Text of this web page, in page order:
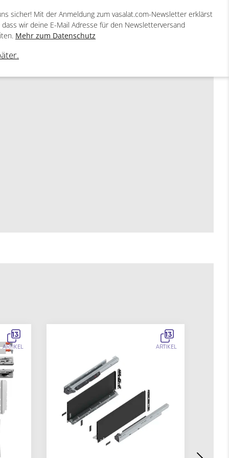
13
ARTIKEL
13
ARTIKEL
sicher! Mit der Anmeldung zum vasalat.com-Newsletter erklärst
wir deine E-Mail Adresse für den Newsletterversand
Mehr zum Datenschutz